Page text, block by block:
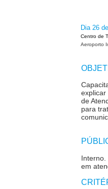
Dia 26
Centro de
Aeroporto
explicar
de
para
Interno.
em